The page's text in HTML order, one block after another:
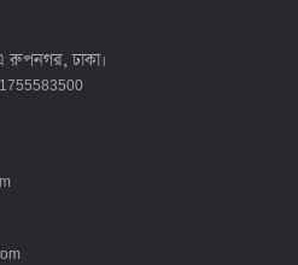
রুপনগর, ঢাকা।